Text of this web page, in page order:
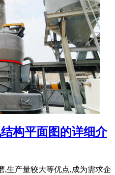
构平面图的详细介
,生产量较大等优点,成为需求企